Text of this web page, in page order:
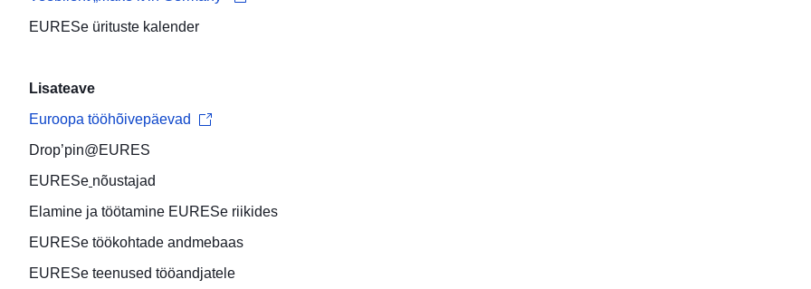
EURESe ürituste kalender
Lisateave
Euroopa tööhõivepäevad
Drop’pin@EURES
EURESe nõustajad
Elamine ja töötamine EURESe riikides
EURESe töökohtade andmebaas
EURESe teenused tööandjatele